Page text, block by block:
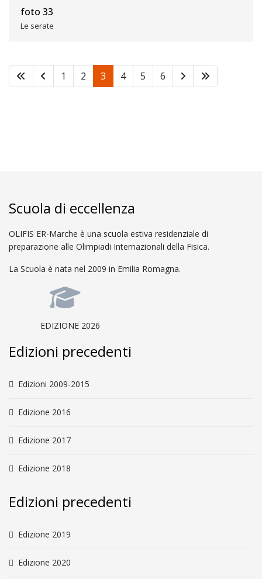
foto 33
Le serate
1 2 3 4 5 6
Scuola di eccellenza
OLIFIS ER-Marche è una scuola estiva residenziale di
preparazione alle Olimpiadi Internazionali della Fisica.
La Scuola è nata nel 2009 in Emilia Romagna.
EDIZIONE 2026
Edizioni precedenti
Edizioni 2009-2015
Edizione 2016
Edizione 2017
Edizione 2018
Edizioni precedenti
Edizione 2019
Edizione 2020